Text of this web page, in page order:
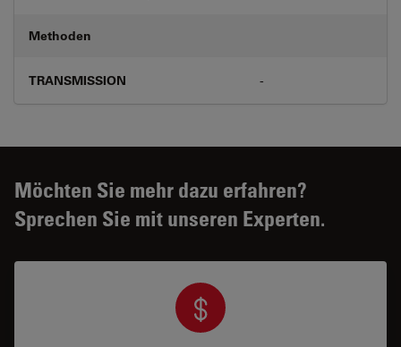
Methoden
TRANSMISSION -
Möchten Sie mehr dazu erfahren?
Sprechen Sie mit unseren Experten.